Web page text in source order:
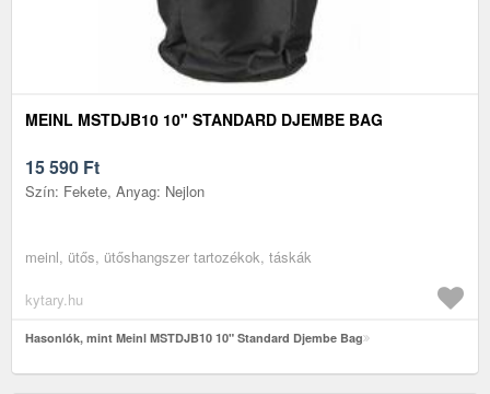
MEINL MSTDJB10 10" STANDARD DJEMBE BAG
15 590 Ft
Szín: Fekete, Anyag: Nejlon
meinl, ütős, ütőshangszer tartozékok, táskák
kytary.hu
Hasonlók, mint Meinl MSTDJB10 10" Standard Djembe Bag